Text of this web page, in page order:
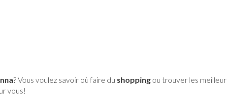
? Vous voulez savoir où faire du shopping ou trouver les
vous!